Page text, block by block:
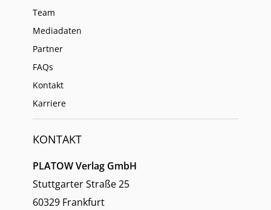
Team
Mediadaten
Partner
FAQs
Kontakt
Karriere
KONTAKT
PLATOW Verlag GmbH
Stuttgarter Straße 25
60329 Frankfurt